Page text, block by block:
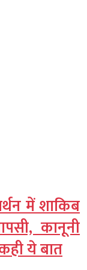
में शाकिब
कानूनी
ये बात